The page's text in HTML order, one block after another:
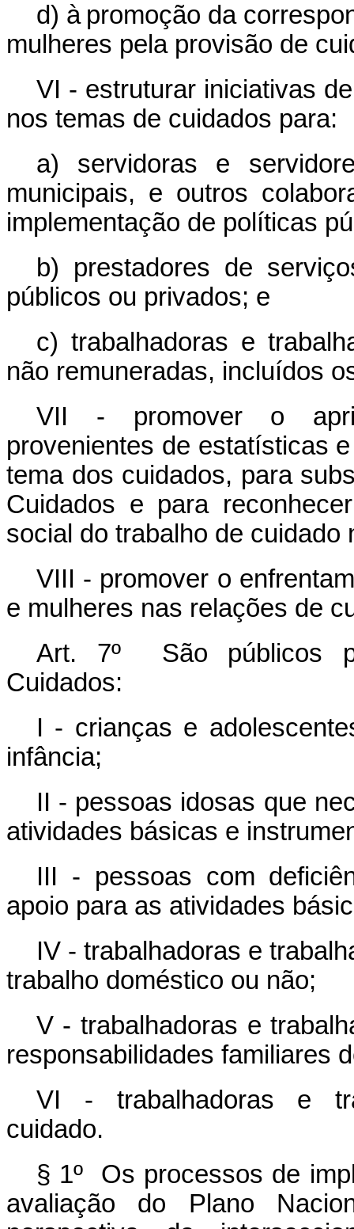
d) à promoção da
mulheres pela provisão de
VI - estruturar iniciativas
nos temas de cuidados para:
a) servidoras e
municipais, e outros
implementação de políticas
b) prestadores de
públicos ou privados; e
c) trabalhadoras e
não remuneradas, incluídos
VII - promover o
provenientes de estatísticas
tema dos cuidados, para
Cuidados e para
social do trabalho de cuidado
VIII - promover o
e mulheres nas relações de
Art. 7º São públicos
Cuidados:
I - crianças e
infância;
II - pessoas idosas que
atividades básicas e
III - pessoas com
apoio para as atividades
IV - trabalhadoras e
trabalho doméstico ou não;
V - trabalhadoras e
responsabilidades familiares
VI - trabalhadoras e
cuidado.
§ 1º Os processos de
avaliação do Plano